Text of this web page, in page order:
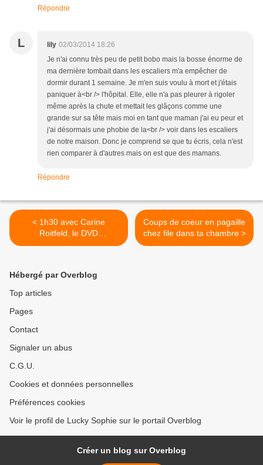
Répondre
L lily 02/03/2014 18:26
Je n'ai connu très peu de petit bobo mais la bosse énorme de
ma dernière tombait dans les escaliers m'a empêcher de
dormir durant 1 semaine. Je m'en suis voulu à mort et j'étais
paniquer à<br /> l'hôpital. Elle, elle n'a pas pleurer à rigoler
même après la chute et mettait les glâçons comme une
grande sur sa tête mais moi en tant que maman j'ai eu peur et
j'ai désormais une phobie de la<br /> voir dans les escaliers
de notre maison. Donc je comprend se que tu écris, cela n'est
rien comparer à d'autres mais on est que des mamans.
Répondre
< 1h30 avec Carine
Roitfeld, le DVD
Mademoiselle C [Samedi
Coups de coeur en pagaille
chez file dans ta chambre >
Hébergé par Overblog
Top articles
Pages
Contact
Signaler un abus
C.G.U.
Cookies et données personnelles
Préférences cookies
Voir le profil de Lucky Sophie sur le portail Overblog
Créer un blog sur Overblog